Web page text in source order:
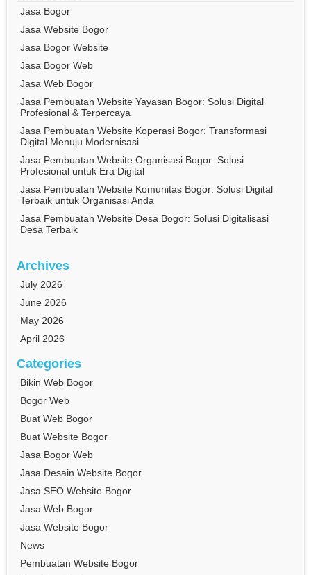
Jasa Bogor
Jasa Website Bogor
Jasa Bogor Website
Jasa Bogor Web
Jasa Web Bogor
Jasa Pembuatan Website Yayasan Bogor: Solusi Digital
Profesional & Terpercaya
Jasa Pembuatan Website Koperasi Bogor: Transformasi
Digital Menuju Modernisasi
Jasa Pembuatan Website Organisasi Bogor: Solusi
Profesional untuk Era Digital
Jasa Pembuatan Website Komunitas Bogor: Solusi Digital
Terbaik untuk Organisasi Anda
Jasa Pembuatan Website Desa Bogor: Solusi Digitalisasi
Desa Terbaik
Archives
July 2026
June 2026
May 2026
April 2026
Categories
Bikin Web Bogor
Bogor Web
Buat Web Bogor
Buat Website Bogor
Jasa Bogor Web
Jasa Desain Website Bogor
Jasa SEO Website Bogor
Jasa Web Bogor
Jasa Website Bogor
News
Pembuatan Website Bogor